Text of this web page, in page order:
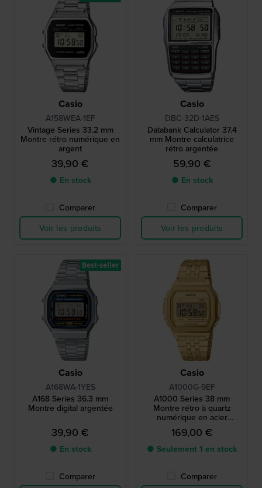
Casio
A158WEA-1EF
Vintage Series 33.2 mm
Montre rétro numérique en
argent
39,90 €
● En stock
Comparer
Voir les produits
Casio
DBC-32D-1AES
Databank Calculator 37.4
mm Montre calculatrice
rétro argentée
59,90 €
● En stock
Comparer
Voir les produits
Casio
A168WA-1YES
A168 Series 36.3 mm
Montre digital argentée
39,90 €
● En stock
Comparer
Best-seller
Casio
A1000G-9EF
A1000 Series 38 mm
Montre rétro à quartz
numérique en acier
inoxydable
169,00 €
● Seulement 1 en stock
Comparer